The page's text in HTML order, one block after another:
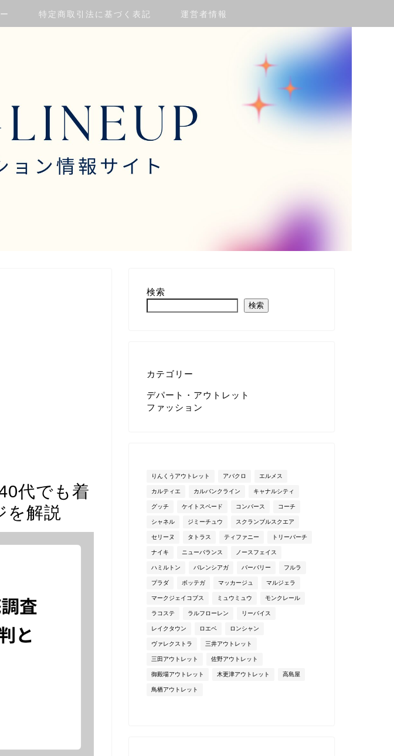
特定商取引法に基づく表記 運営者情報
代でも着
を解説
検索
検索
カテゴリー
デパート・アウトレット
ファッション
りんくうアウトレット アバクロ エルメス
カルティエ カルバンクライン キャナルシティ
グッチ ケイトスペード コンバース コーチ
シャネル ジミーチュウ スクランブルスクエア
セリーヌ タトラス ティファニー トリーバーチ
ナイキ ニューバランス ノースフェイス
ハミルトン バレンシアガ バーバリー フルラ
プラダ ボッテガ マッカージュ マルジェラ
マークジェイコブス ミュウミュウ モンクレール
ラコステ ラルフローレン リーバイス
レイクタウン ロエベ ロンシャン
ヴァレクストラ 三井アウトレット
三田アウトレット 佐野アウトレット
御殿場アウトレット 木更津アウトレット 高島屋
鳥栖アウトレット